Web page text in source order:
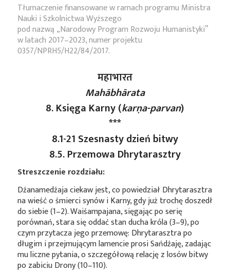
Tłumaczenie finansowane w ramach programu Ministra
Nauki i Szkolnictwa Wyższego
pod nazwą „Narodowy Program Rozwoju Humanistyki”
w latach 2017–2023, numer projektu
0357/NPRH5/H22/84/2017.
महाभारत
Mahābhārata
8. Księga Karny (karṇa-parvan)
***
8.1-21 Szesnasty dzień bitwy
8.5. Przemowa Dhrytarasztry
Streszczenie rozdziału:
Dźanamedźaja ciekaw jest, co powiedział Dhrytarasztra
na wieść o śmierci synów i Karny, gdy już trochę doszedł
do siebie (1–2). Waiśampajana, sięgając po serię
porównań, stara się oddać stan ducha króla (3–9), po
czym przytacza jego przemowę: Dhrytarasztra po
długim i przejmującym lamencie prosi Sańdźaję, zadając
mu liczne pytania, o szczegółową relację z losów bitwy
po zabiciu Drony (10–110).